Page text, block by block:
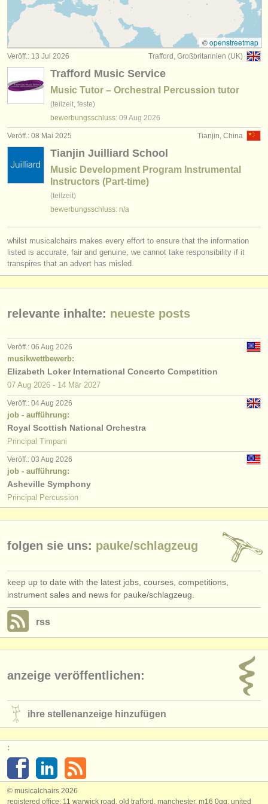
instrumentenverkauf
gestohlene instrumente
verzeichnisse:
orchester
musikhochschulen
jugendorchester
musicalchairs:
über musicalchairs
kontakt
rss feeds
nachrichten in der klassischen musik
verlage:
find out about our ATS
ATSfaq
einloggen
wettbewerb pauke/schlagzeug
instrumentenverkauf: pauke (1)
instrumentenverkauf: untuned percussion (1)
instrumentenverkauf: tuned percussion (1)
schlagzeug verloren
©openstreetmap
Trafford, Großbritannien (UK)
Veröff.: 13 Jul 2026
Trafford Music Service
Music Tutor – Orchestral Percussion tutor
(teilzeit, feste)
bewerbungsschluss: 09 Aug 2026
Tianjin, China
Veröff.: 08 Mai 2025
Tianjin Juilliard School
Music Development Program Instrumental
Instructors (Part-time)
(teilzeit)
bewerbungsschluss: n/a
whilst musicalchairs makes every effort to ensure that the information
listed is accurate, fair and genuine, we cannot take responsibility if it
transpires that an advert has misled.
relevante inhalte: neueste posts
Veröff.: 06 Aug 2026
musikwettbewerb:
Elizabeth Loker International Concerto Competition
07 Aug 2026 - 14 Mär 2027
Veröff.: 04 Aug 2026
job - aufführung:
Royal Scottish National Orchestra
Principal Timpani
Veröff.: 03 Aug 2026
job - aufführung:
Asheville Symphony
Principal Percussion
folgen sie uns: pauke/schlagzeug
keep up to date with the latest jobs, courses, competitions,
instrument sales and news for pauke/schlagzeug.
rss
anzeige veröffentlichen:
ihre stellenanzeige hinzufügen
:
© musicalchairs 2026
registered office: 11 warwick road, old trafford, manchester, m16 0qq, united